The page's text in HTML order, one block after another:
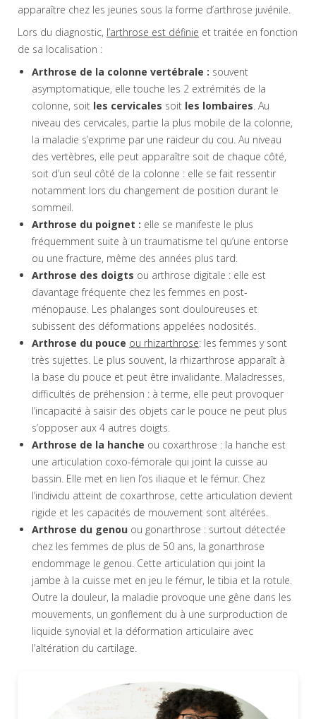
apparaître chez les jeunes sous la forme d’arthrose juvénile.
Lors du diagnostic, l’arthrose est définie et traitée en fonction
de sa localisation :
Arthrose de la colonne vertébrale : souvent
asymptomatique, elle touche les 2 extrémités de la
colonne, soit les cervicales soit les lombaires. Au
niveau des cervicales, partie la plus mobile de la colonne,
la maladie s’exprime par une raideur du cou. Au niveau
des vertèbres, elle peut apparaître soit de chaque côté,
soit d’un seul côté de la colonne : elle se fait ressentir
notamment lors du changement de position durant le
sommeil.
Arthrose du poignet : elle se manifeste le plus
fréquemment suite à un traumatisme tel qu’une entorse
ou une fracture, même des années plus tard.
Arthrose des doigts ou arthrose digitale : elle est
davantage fréquente chez les femmes en post-
ménopause. Les phalanges sont douloureuses et
subissent des déformations appelées nodosités.
Arthrose du pouce ou rhizarthrose: les femmes y sont
très sujettes. Le plus souvent, la rhizarthrose apparaît à
la base du pouce et peut être invalidante. Maladresses,
difficultés de préhension : à terme, elle peut provoquer
l’incapacité à saisir des objets car le pouce ne peut plus
s’opposer aux 4 autres doigts.
Arthrose de la hanche ou coxarthrose : la hanche est
une articulation coxo-fémorale qui joint la cuisse au
bassin. Elle met en lien l’os iliaque et le fémur. Chez
l’individu atteint de coxarthrose, cette articulation devient
rigide et les capacités de mouvement sont altérées.
Arthrose du genou ou gonarthrose : surtout détectée
chez les femmes de plus de 50 ans, la gonarthrose
endommage le genou. Cette articulation qui joint la
jambe à la cuisse met en jeu le fémur, le tibia et la rotule.
Outre la douleur, la maladie provoque une gêne dans les
mouvements, un gonflement du à une surproduction de
liquide synovial et la déformation articulaire avec
l’altération du cartilage.